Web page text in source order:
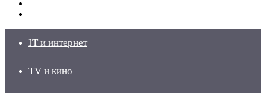
IT и интернет
TV и кино